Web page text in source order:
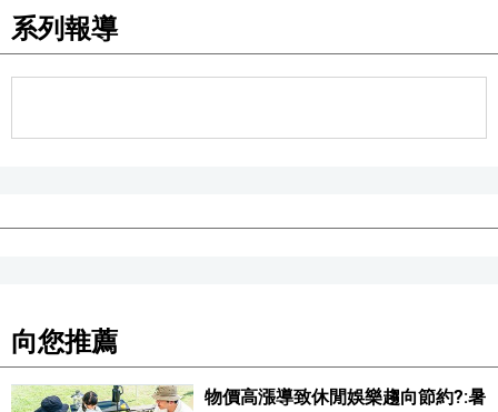
系列報導
向您推薦
物價高漲導致休閒娛樂趨向節約?:暑